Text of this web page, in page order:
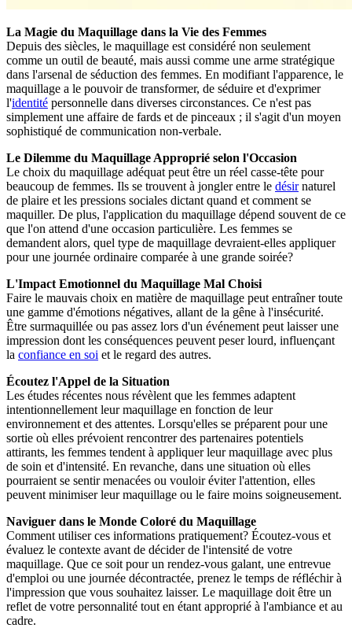
La Magie du Maquillage dans la Vie des Femmes
Depuis des siècles, le maquillage est considéré non seulement
comme un outil de beauté, mais aussi comme une arme stratégique
dans l'arsenal de séduction des femmes. En modifiant l'apparence, le
maquillage a le pouvoir de transformer, de séduire et d'exprimer
l'identité personnelle dans diverses circonstances. Ce n'est pas
simplement une affaire de fards et de pinceaux ; il s'agit d'un moyen
sophistiqué de communication non-verbale.
Le Dilemme du Maquillage Approprié selon l'Occasion
Le choix du maquillage adéquat peut être un réel casse-tête pour
beaucoup de femmes. Ils se trouvent à jongler entre le désirnaturel
de plaire et les pressions sociales dictant quand et comment se
maquiller. De plus, l'application du maquillage dépend souvent de ce
que l'on attend d'une occasion particulière. Les femmes se
demandent alors, quel type de maquillage devraient-elles appliquer
pour une journée ordinaire comparée à une grande soirée?
L'Impact Emotionnel du Maquillage Mal Choisi
Faire le mauvais choix en matière de maquillage peut entraîner toute
une gamme d'émotions négatives, allant de la gêne à l'insécurité.
Être surmaquillée ou pas assez lors d'un événement peut laisser une
impression dont les conséquences peuvent peser lourd, influençant
la confiance en soi et le regard des autres.
Écoutez l'Appel de la Situation
Les études récentes nous révèlent que les femmes adaptent
intentionnellement leur maquillage en fonction de leur
environnement et des attentes. Lorsqu'elles se préparent pour une
sortie où elles prévoient rencontrer des partenaires potentiels
attirants, les femmes tendent à appliquer leur maquillage avec plus
de soin et d'intensité. En revanche, dans une situation où elles
pourraient se sentir menacées ou vouloir éviter l'attention, elles
peuvent minimiser leur maquillage ou le faire moins soigneusement.
Naviguer dans le Monde Coloré du Maquillage
Comment utiliser ces informations pratiquement? Écoutez-vous et
évaluez le contexte avant de décider de l'intensité de votre
maquillage. Que ce soit pour un rendez-vous galant, une entrevue
d'emploi ou une journée décontractée, prenez le temps de réfléchir à
l'impression que vous souhaitez laisser. Le maquillage doit être un
reflet de votre personnalité tout en étant approprié à l'ambiance et au
cadre.